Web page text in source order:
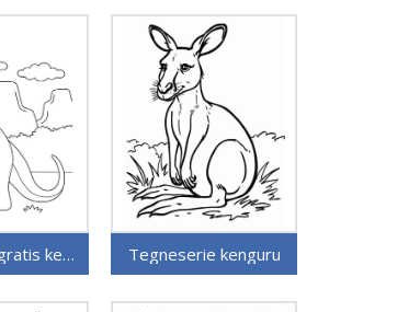
Utskrivbar gratis kenguru Tegneserie kenguru